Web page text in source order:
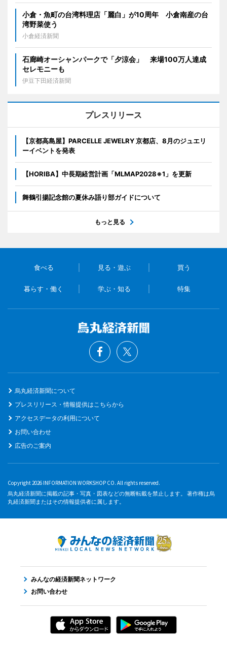
小倉・魚町の台湾料理店「麗白」が10周年 小倉南産の台
湾野菜使う
小倉経済新聞
石廊崎オーシャンパークで「夕涼会」 来場100万人達成
セレモニーも
伊豆下田経済新聞
プレスリリース
【京都高島屋】PARCELLE JEWELRY 京都店、8月のジュエリ
ーイベントを発表
【HORIBA】中長期経営計画「MLMAP2028※1」を更新
舞鶴引揚記念館の夏休み語り部ガイドについて
もっと見る
食べる 見る・遊ぶ 買う
暮らす・働く 学ぶ・知る 特集
烏丸経済新聞について
プレスリリース・情報提供はこちらから
アクセスデータの利用について
お問い合わせ
広告のご案内
Copyright 2026 INFORMATION WORKSHOP CO. All rights reserved.
烏丸経済新聞に掲載の記事・写真・図表などの無断転載を禁止します。 著作権は烏
丸経済新聞またはその情報提供者に属します。
みんなの経済新聞ネットワーク
お問い合わせ